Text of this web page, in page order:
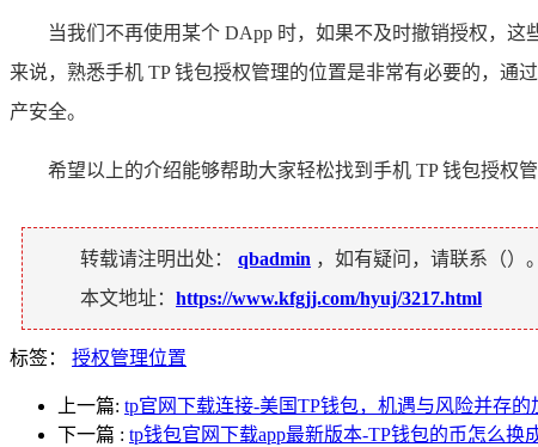
当我们不再使用某个 DApp 时，如果不及时撤销授权，
来说，熟悉手机 TP 钱包授权管理的位置是非常有必要的，通
产安全。
希望以上的介绍能够帮助大家轻松找到手机 TP 钱包授权
转载请注明出处： qbadmin ，如有疑问，请联系（）。
本文地址： https://www.kfgjj.com/hyuj/3217.html
标签： 授权管理位置
上一篇: tp官网下载连接-美国TP钱包，机遇与风险并存的
下一篇 : tp钱包官网下载app最新版本-TP钱包的币怎么换